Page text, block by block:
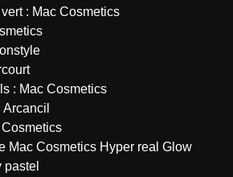
: Mac Cosmetics
: Mac Cosmetics
Mac Cosmetics Hyper real Glow
pastel